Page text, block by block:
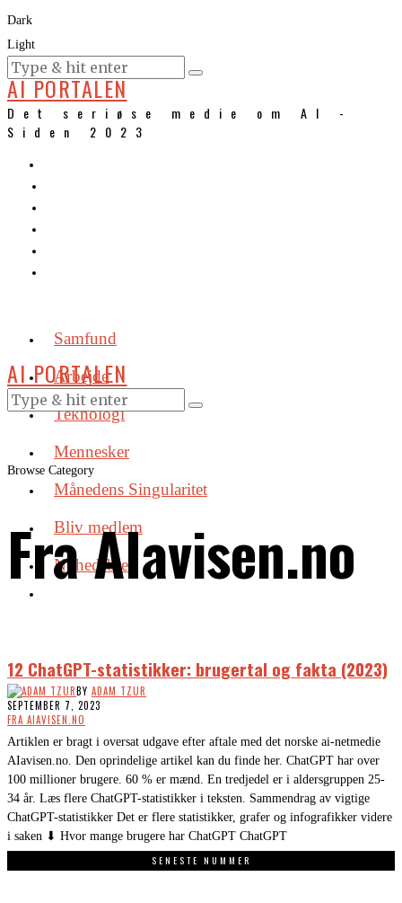
Dark
Light
KURSER
AI PORTALEN
Det seriøse medie om AI -
Siden 2023
Samfund
Arbejde
Teknologi
Mennesker
Månedens Singularitet
Bliv medlem
Nyhedsbrev
AI PORTALEN
Browse Category
Fra AIavisen.no
12 ChatGPT-statistikker: brugertal og fakta (2023)
BY ADAM TZUR
SEPTEMBER 7, 2023
FRA AIAVISEN.NO
Artiklen er bragt i oversat udgave efter aftale med det norske ai-netmedie
AIavisen.no. Den oprindelige artikel kan du finde her. ChatGPT har over
100 millioner brugere. 60 % er mænd. En tredjedel er i aldersgruppen 25-
34 år. Læs flere ChatGPT-statistikker i teksten. Sammendrag av vigtige
ChatGPT-statistikker Det er flere statistikker, grafer og infografikker videre
i saken ⬇ Hvor mange brugere har ChatGPT ChatGPT
SENESTE NUMMER